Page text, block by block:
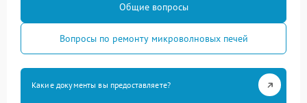
Общие вопросы
Вопросы по ремонту микроволновых печей
Какие документы вы предоставляете?